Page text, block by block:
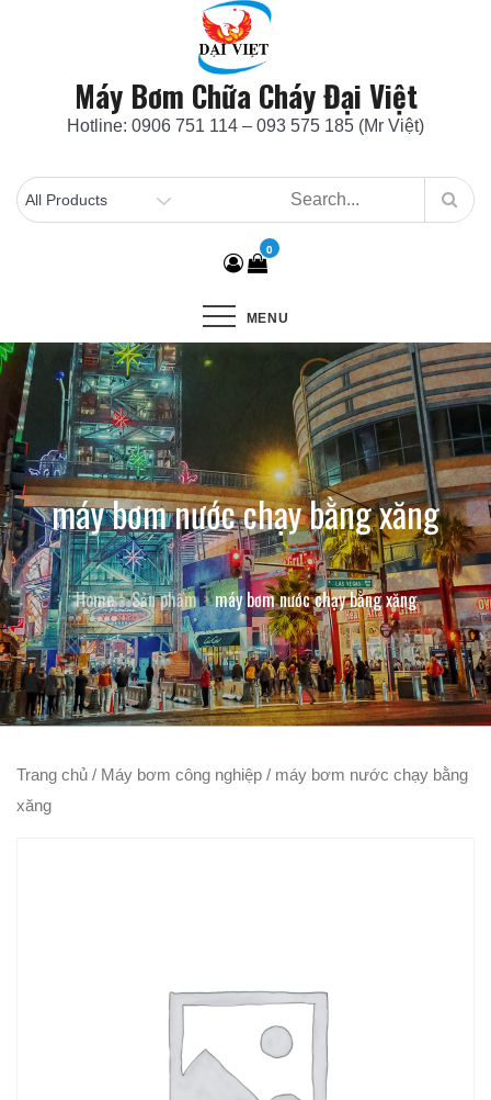
Máy Bơm Chữa Cháy Đại Việt
Hotline: 0906 751 114 – 093 575 185 (Mr Việt)
0
MENU
máy bơm nước chạy bằng xăng
Home Sản phẩm máy bơm nước chạy bằng xăng
Trang chủ / Máy bơm công nghiệp / máy bơm nước chạy bằng
xăng